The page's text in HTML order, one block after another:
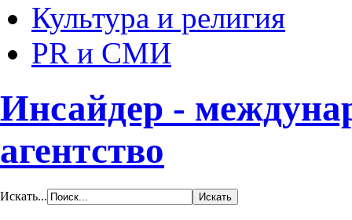
Культура и религия
PR и СМИ
Инсайдер -
агентство
Искать...